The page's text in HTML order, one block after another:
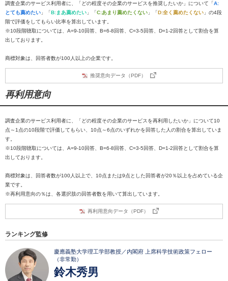
調査企業のサービス利用者に、「どの程度その企業のサービスを推奨したいか」について「A:
とても薦めたい 」「B:まあ薦めたい 」「C:あまり薦めたくない 」「D:全く薦めたくない 」の4段
階で評価をしてもらい比率を算出しています。
※10段階聴取については、A=9-10回答、B=6-8回答、C=3-5回答、D=1-2回答として割合を算
出しております。
商標対象は、回答者数が100人以上の企業です。
推奨意向データ（PDF）
再利用意向
調査企業のサービス利用者に、「どの程度その企業のサービスを再利用したいか」について10
点～1点の10段階で評価してもらい、10点～6点のいずれかを回答した人の割合を算出していま
す。
※10段階聴取については、A=9-10回答、B=6-8回答、C=3-5回答、D=1-2回答として割合を算
出しております。
商標対象は、回答者数が100人以上で、10点または9点とした回答者が20％以上を占めている企
業です。
※再利用意向の％は、各選択肢の回答者数を用いて算出しています。
再利用意向データ（PDF）
ランキング監修
慶應義塾大学理工学部教授／内閣府 上席科学技術政策フェロー
（非常勤）
鈴木秀男